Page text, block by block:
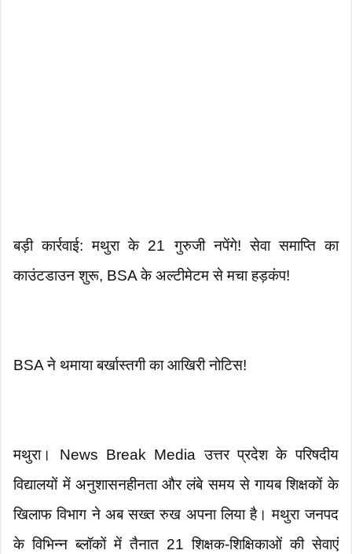
बड़ी कार्रवाई: मथुरा के 21 गुरुजी नपेंगे! सेवा समाप्ति का
काउंटडाउन शुरू, BSA के अल्टीमेटम से मचा हड़कंप!
BSA ने थमाया बर्खास्तगी का आखिरी नोटिस!
मथुरा। News Break Media उत्तर प्रदेश के परिषदीय
विद्यालयों में अनुशासनहीनता और लंबे समय से गायब शिक्षकों के
खिलाफ विभाग ने अब सख्त रुख अपना लिया है। मथुरा जनपद
के विभिन्न ब्लॉकों में तैनात 21 शिक्षक-शिक्षिकाओं की सेवाएं